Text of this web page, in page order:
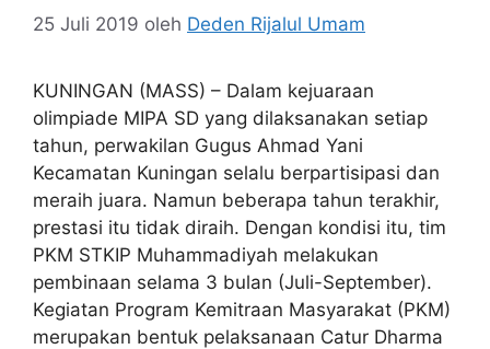
25 Juli 2019 oleh Deden Rijalul Umam
KUNINGAN (MASS) – Dalam kejuaraan
olimpiade MIPA SD yang dilaksanakan setiap
tahun, perwakilan Gugus Ahmad Yani
Kecamatan Kuningan selalu berpartisipasi dan
meraih juara. Namun beberapa tahun terakhir,
prestasi itu tidak diraih. Dengan kondisi itu, tim
PKM STKIP Muhammadiyah melakukan
pembinaan selama 3 bulan (Juli-September).
Kegiatan Program Kemitraan Masyarakat (PKM)
merupakan bentuk pelaksanaan Catur Dharma